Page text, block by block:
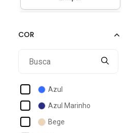
Azul
Azul Marinho
Bege